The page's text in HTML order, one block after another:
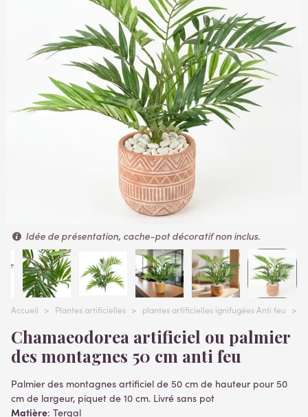
Idée de présentation, cache-pot décoratif non inclus.
Accueil > Plantes artificielles > plantes artificielles ignifugées Anti feu >
Chamaeodorea artificiel ou palmier
des montagnes 50 cm anti feu
Palmier des montagnes artificiel de 50 cm de hauteur pour 50
cm de largeur, piquet de 10 cm. Livré sans pot
Matière: Tergal